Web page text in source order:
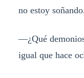
no estoy
—¿Qué
igual que hace